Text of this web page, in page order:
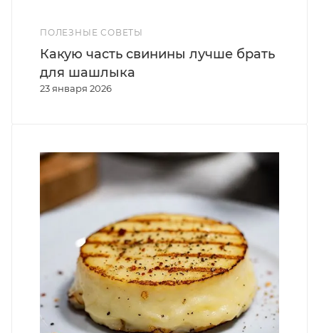
ПОЛЕЗНЫЕ СОВЕТЫ
23 января 2026
Какую часть свинины лучше брать
для шашлыка